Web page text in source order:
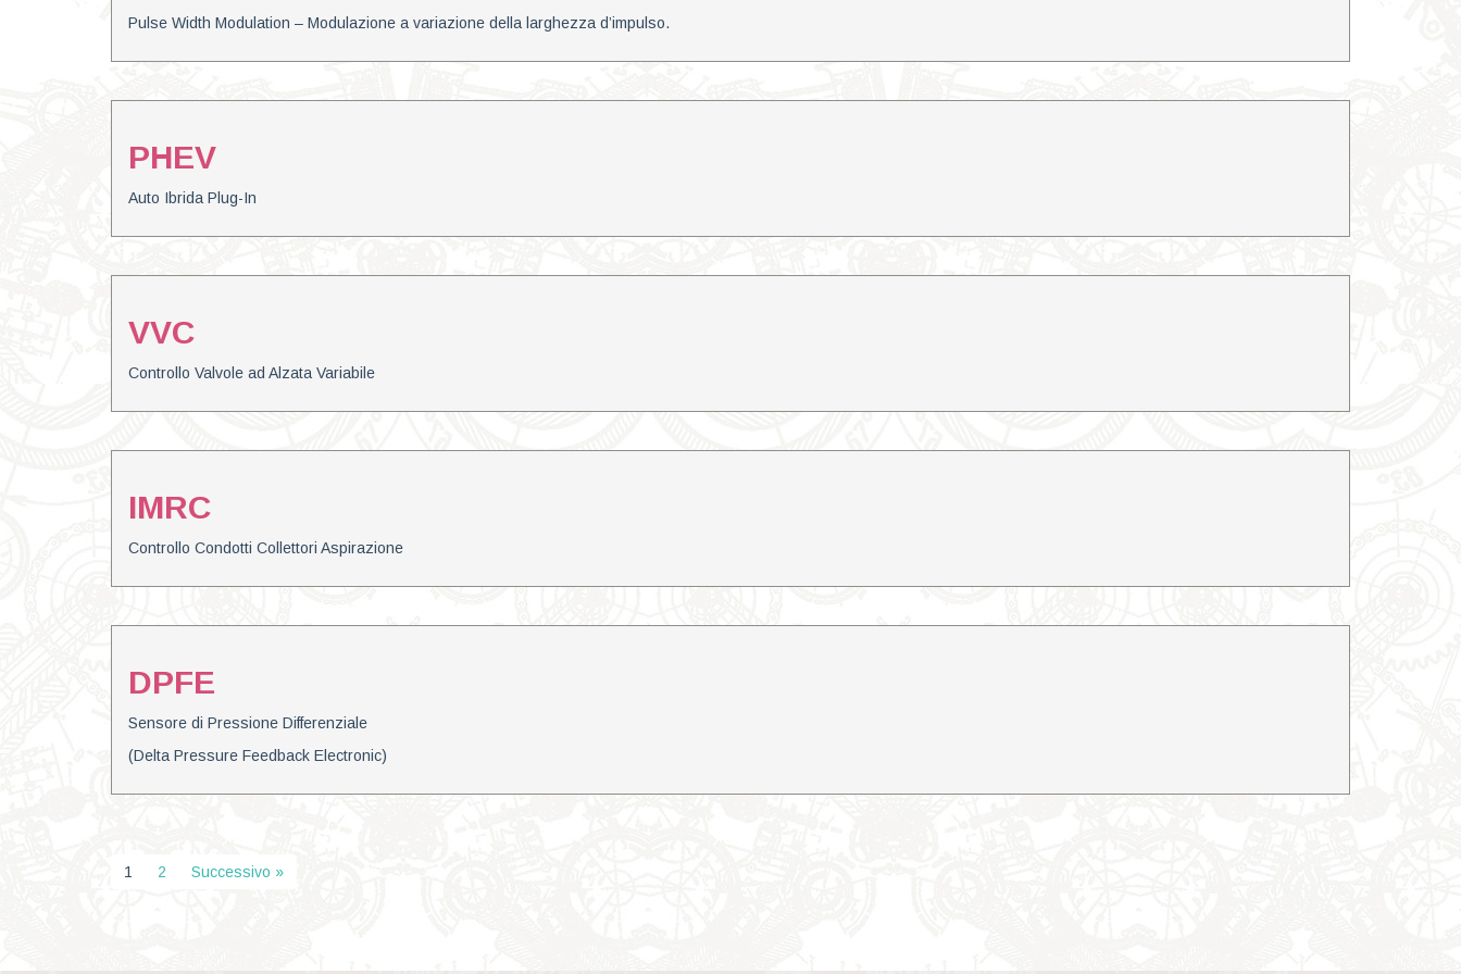
Pulse Width Modulation – Modulazione a variazione della larghezza d’impulso.
PHEV
Auto Ibrida Plug-In
VVC
Controllo Valvole ad Alzata Variabile
IMRC
Controllo Condotti Collettori Aspirazione
DPFE
Sensore di Pressione Differenziale
(Delta Pressure Feedback Electronic)
1 2 Successivo »